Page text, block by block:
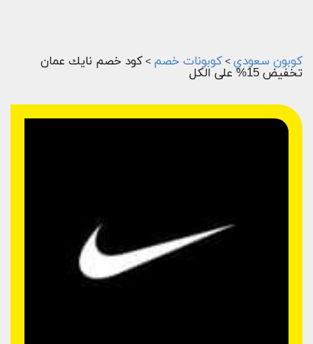
كوبون سعودي > كوبونات خصم > كود خصم نايك عمان
تخفيض 15% على الكل